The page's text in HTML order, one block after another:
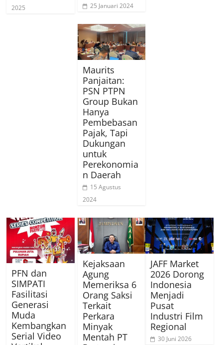
2025
25 Januari 2024
Maurits
Panjaitan:
PSN PTPN
Group Bukan
Hanya
Pembebasan
Pajak, Tapi
Dukungan
untuk
Perekonomia
n Daerah
15 Agustus
2024
PFN dan
SIMPATI
Fasilitasi
Generasi
Muda
Kembangkan
Serial Video
Kejaksaan
Agung
Memeriksa 6
Orang Saksi
Terkait
Perkara
Minyak
Mentah PT
JAFF Market
2026 Dorong
Indonesia
Menjadi
Pusat
Industri Film
Regional
30 Juni 2026